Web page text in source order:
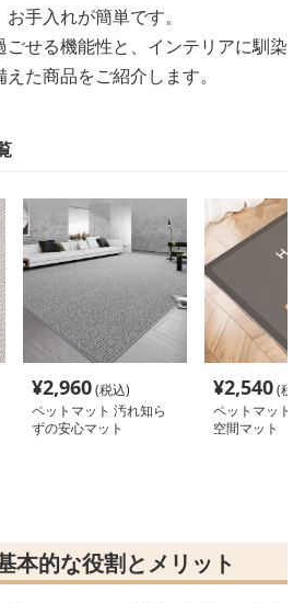
手入れが簡単です。
せる機能性と、インテリアに馴染
た商品をご紹介します。
¥2,960(税込)
ペットマット 汚れ知ら
ずの安心マット
¥2,540(税
ペットマット
空間マット
本的な役割とメリット